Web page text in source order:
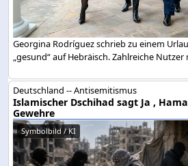
Georgina Rodríguez schrieb zu einem
„gesund“ auf Hebräisch. Zahlreiche
Deutschland -- Antisemitismus
Islamischer Dschihad sagt Ja ,
Gewehre
Symbolbild / KI